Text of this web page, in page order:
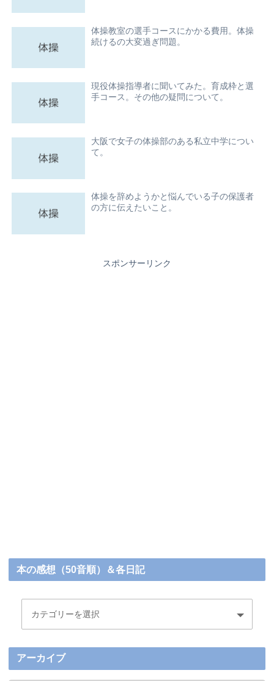
体操教室の選手コースにかかる費用。体操
続けるの大変過ぎ問題。
現役体操指導者に聞いてみた。育成枠と選
手コース。その他の疑問について。
大阪で女子の体操部のある私立中学につい
て。
体操を辞めようかと悩んでいる子の保護者
の方に伝えたいこと。
スポンサーリンク
本の感想（50音順）＆各日記
アーカイブ